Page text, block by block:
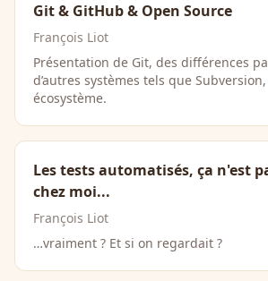
Git & GitHub & Open Source
François Liot
Présentation de Git, des différences
d’autres systèmes tels que
écosystème.
Les tests automatisés, ça n'est
chez moi...
François Liot
…vraiment ? Et si on regardait ?